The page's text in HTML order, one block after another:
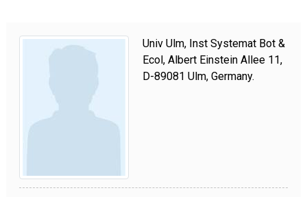
Univ Ulm, Inst Systemat Bot &
Ecol, Albert Einstein Allee 11,
D-89081 Ulm, Germany.